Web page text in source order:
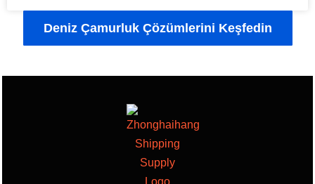
Deniz Çamurluk Çözümlerini Keşfedin